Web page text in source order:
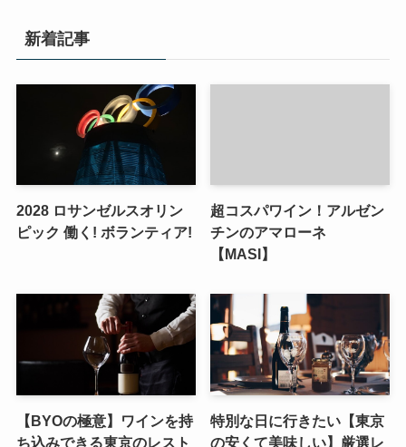
新着記事
2028 ロサンゼルスオリン
ピック 働く! ボランティア!
超コスパワイン！アルゼン
チンのアマローネ
【MASI】
【BYOの極意】ワインを持
ち込みできる東京のレスト
特別な日に行きたい【東京
の安くて美味しい】厳選レ